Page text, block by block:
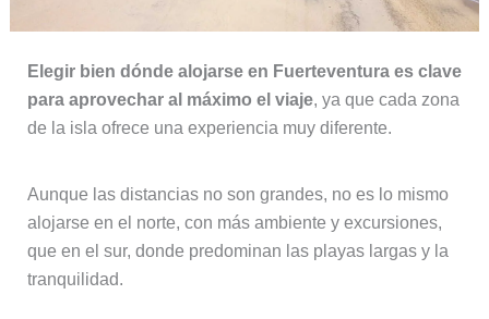
Elegir bien dónde alojarse en Fuerteventura es clave
para aprovechar al máximo el viaje, ya que cada zona
de la isla ofrece una experiencia muy diferente.
Aunque las distancias no son grandes, no es lo mismo
alojarse en el norte, con más ambiente y excursiones,
que en el sur, donde predominan las playas largas y la
tranquilidad.